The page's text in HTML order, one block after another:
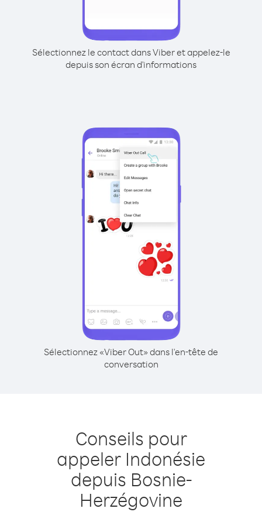
Sélectionnez le contact dans Viber et appelez-le
depuis son écran d'informations
Sélectionnez «Viber Out» dans l'en-tête de
conversation
Conseils pour
appeler Indonésie
depuis Bosnie-
Herzégovine